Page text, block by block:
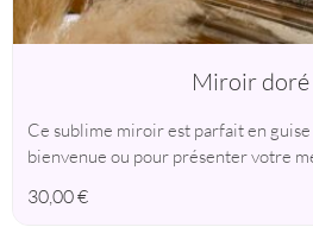
Miroir doré
Ce sublime miroir est parfait en guise
bienvenue ou pour présenter votre
30,00€